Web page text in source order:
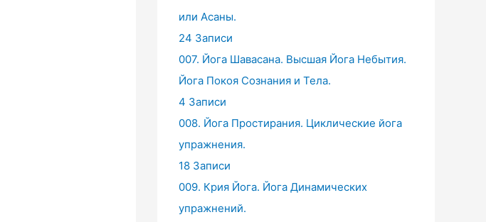
или Асаны.
24 Записи
007. Йога Шавасана. Высшая Йога Небытия.
Йога Покоя Сознания и Тела.
4 Записи
008. Йога Простирания. Циклические йога
упражнения.
18 Записи
009. Крия Йога. Йога Динамических
упражнений.